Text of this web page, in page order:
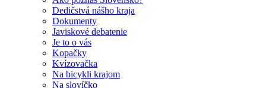
Dedičstvá nášho kraja
Dokumenty
Javiskové debatenie
Je to o vás
Kopačky
Kvízovačka
Na bicykli krajom
Na slovíčko